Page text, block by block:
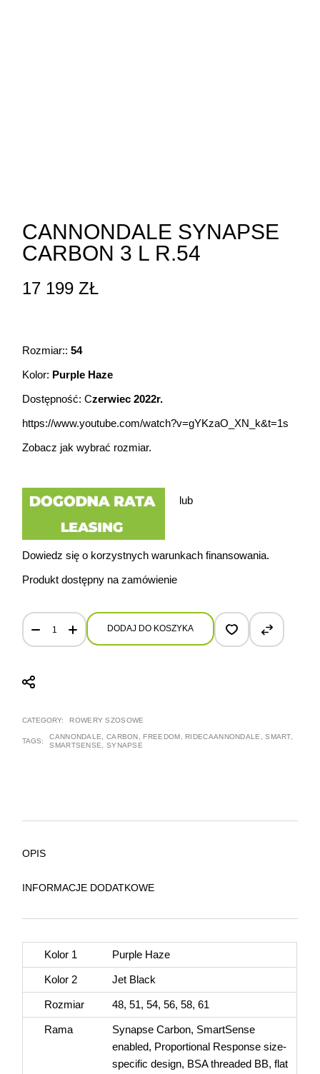
CANNONDALE SYNAPSE
CARBON 3 L R.54
17 199ZŁ
Rozmiar::54
Kolor: Purple Haze
Dostępność: Czerwiec 2022r.
https://www.youtube.com/watch?v=gYKzaO_XN_k&t=1s
Zobacz jakwybrać rozmiar.
lub
Dowiedz się o korzystnych warunkach finansowania.
Produkt dostępny na zamówienie
Cannondale Synapse Carbon 3 L r.54 quantity
DODAJ DO KOSZYKA
CATEGORY: ROWERY SZOSOWE
TAGS:
CANNONDALE, CARBON, FREEDOM, RIDECAANNONDALE ,SMART,
SMARTSENSE, SYNAPSE
OPIS
INFORMACJE DODATKOWE
Kolor 1 Purple Haze
Kolor 2 Jet Black
Rozmiar 48, 51, 54, 56, 58, 61
Rama
Synapse Carbon, SmartSense
enabled, Proportional Response size-
specific design, BSA threaded BB, flat